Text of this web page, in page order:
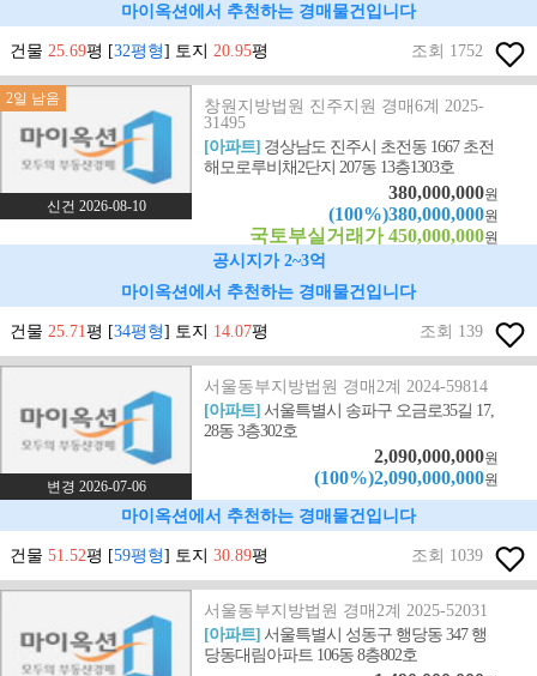
마이옥션에서 추천하는 경매물건입니다
건물 25.69평 [32평형] 토지 20.95평 조회 1752
2일 남음
신건 2026-08-10
창원지방법원 진주지원 경매6계 2025-
31495
[아파트] 경상남도 진주시 초전동 1667 초전
해모로루비채2단지 207동 13층1303호
380,000,000원
(100%)380,000,000원
국토부실거래가 450,000,000원
공시지가 2~3억
마이옥션에서 추천하는 경매물건입니다
건물 25.71평 [34평형] 토지 14.07평 조회 139
변경 2026-07-06
서울동부지방법원 경매2계 2024-59814
[아파트]서울특별시 송파구 오금로35길 17,
28동 3층302호
2,090,000,000원
(100%)2,090,000,000원
마이옥션에서 추천하는 경매물건입니다
건물 51.52평 [59평형] 토지 30.89평 조회 1039
서울동부지방법원 경매2계 2025-52031
[아파트]서울특별시 성동구 행당동 347 행
당동대림아파트 106동 8층802호